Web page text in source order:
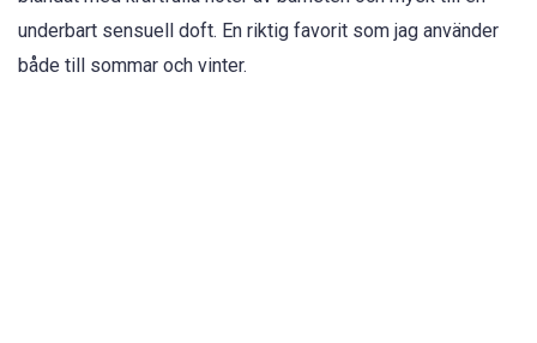
underbart sensuell doft. En riktig favorit som jag använder
både till sommar och vinter.